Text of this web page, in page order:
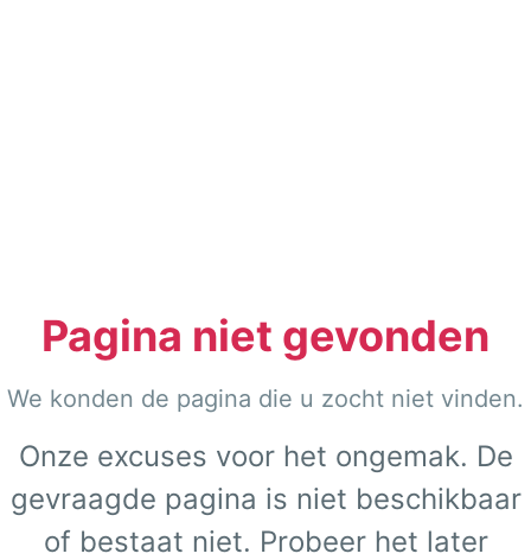
Pagina niet gevonden
We konden de pagina die u zocht niet vinden.
Onze excuses voor het ongemak. De
gevraagde pagina is niet beschikbaar
of bestaat niet. Probeer het later